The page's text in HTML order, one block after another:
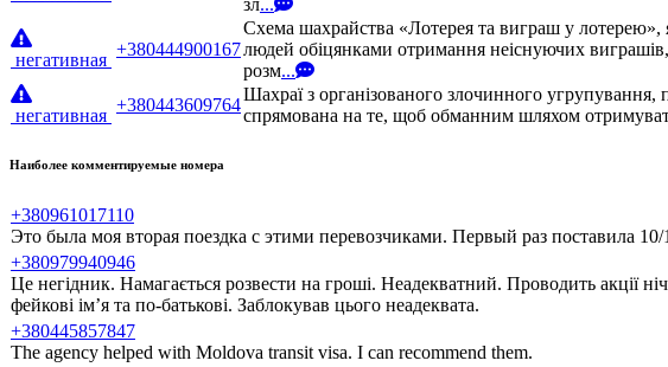
зл...
негативная
+380444900167
Схема шахрайства «Лотерея та виграш у
людей обіцянками отримання неіснуючих
розм...
негативная
+380443609764
Шахраї з організованого злочинного угрупування,
спрямована на те, щоб обманним шляхом
Наиболее комментируемые номера
+380961017110
Это была моя вторая поездка с этими перевозчиками. Первый раз поставила
+380979940946
Це негідник. Намагається розвести на гроші. Неадекватний. Проводить акції
фейкові ім’я та по-батькові. Заблокував цього неадеквата.
+380445857847
The agency helped with Moldova transit visa. I can recommend them.